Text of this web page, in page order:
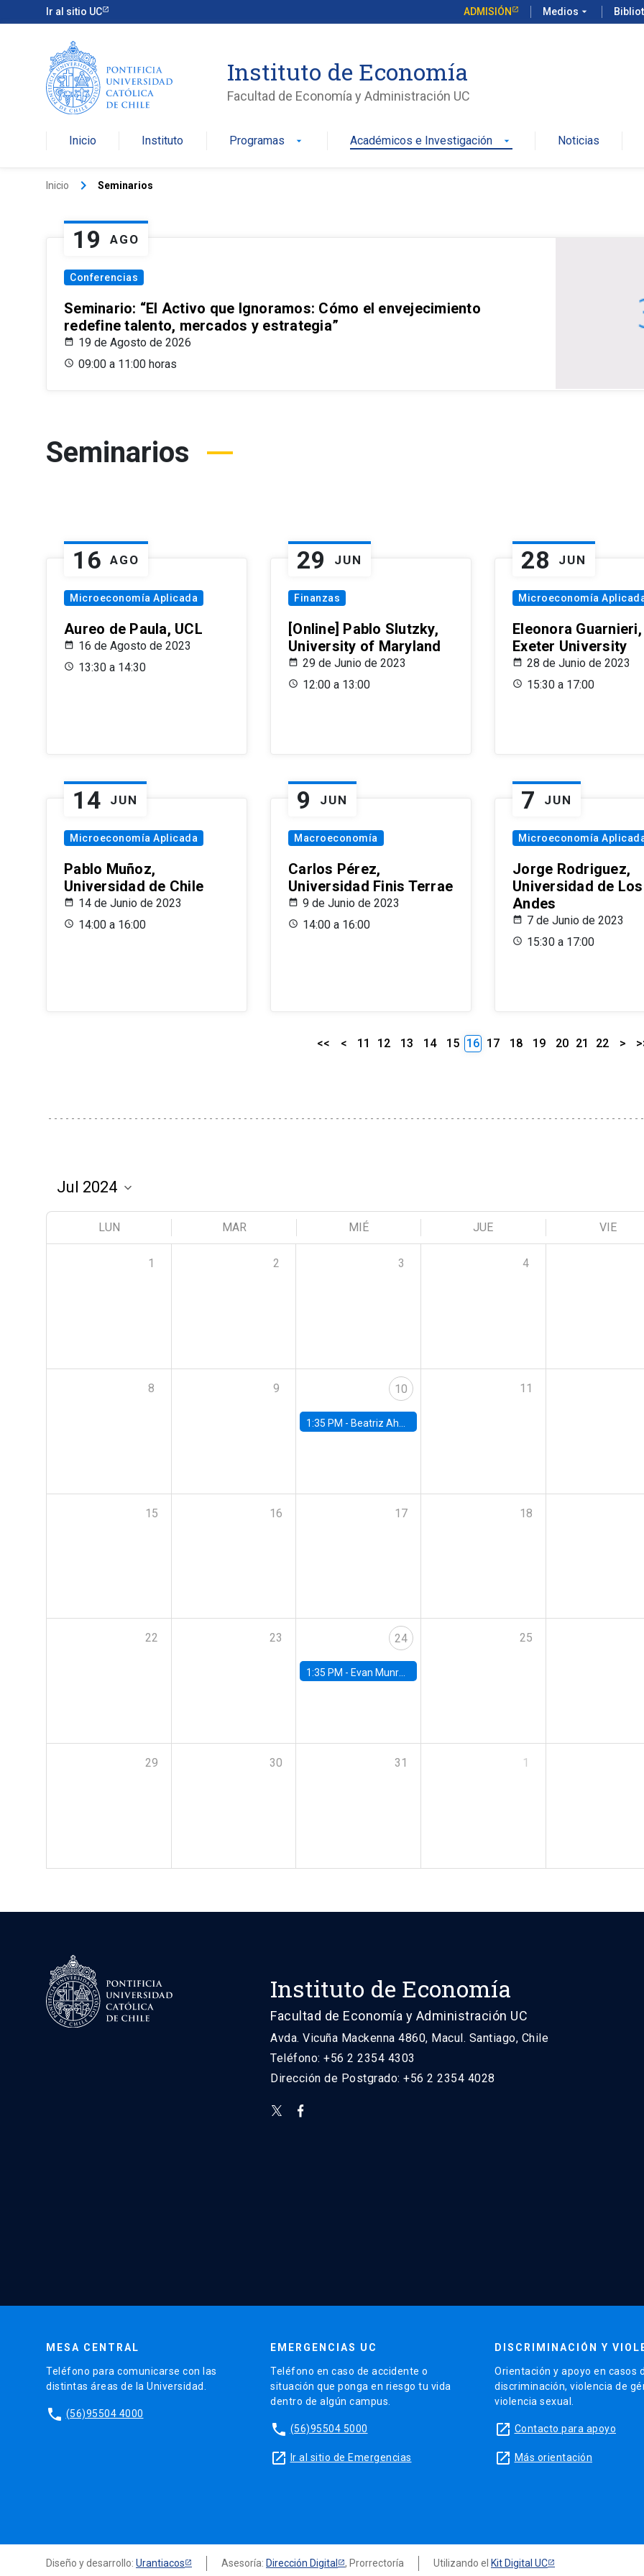
Ir al sitio UC ADMISIÓN Medios arrow_drop_down
Instituto de Economía
Facultad de Economía y Administración UC
Inicio Instituto Programas arrow_drop_down Académicos e Investigación arrow_drop_down Noticias
Inicio keyboard_arrow_right Seminarios
19 AGO
Conferencias
Seminario: “El Activo que Ignoramos: Cómo el envejecimiento
redefine talento, mercados y estrategia”
19 de Agosto de 2026
09:00 a 11:00 horas
Seminarios
16 AGO
Microeconomía Aplicada
Aureo de Paula, UCL
16 de Agosto de 2023
13:30 a 14:30
29 JUN
Finanzas
[Online] Pablo Slutzky,
University of Maryland
29 de Junio de 2023
12:00 a 13:00
28 JUN
Microeconomía
Eleonora Guarnieri,
Exeter University
28 de Junio de 2023
15:30 a 17:00
14 JUN
Microeconomía Aplicada
Pablo Muñoz,
Universidad de Chile
14 de Junio de 2023
14:00 a 16:00
9 JUN
Macroeconomía
Carlos Pérez,
Universidad Finis Terrae
9 de Junio de 2023
14:00 a 16:00
7 JUN
Microeconomía
Jorge Rodriguez,
Universidad de Los
Andes
7 de Junio de 2023
15:30 a 17:00
<< < 11 12 13 14 15 16 17 18 19 20 21 22 >
LUN MAR MIÉ JUE VIE
1 2 3 4
8 9 10
1:35 PM - Beatriz Ahumada, PhD candidate, Universidad de Pittsburgh
11
15 16 17 18
22 23 24
1:35 PM - Evan Munro, Neyman Visiting Assistant Professor in the Department of Statistics at UC Berkeley
25
29 30 31 1
Instituto de Economía
Facultad de Economía y Administración UC
Avda. Vicuña Mackenna 4860, Macul. Santiago, Chile
Teléfono: +56 2 2354 4303
Dirección de Postgrado: +56 2 2354 4028
MESA CENTRAL
Teléfono para comunicarse con las
distintas áreas de la Universidad.
phone (56)95504 4000
EMERGENCIAS UC
Teléfono en caso de accidente o
situación que ponga en riesgo tu vida
dentro de algún campus.
phone (56)95504 5000
launch Ir al sitio de Emergencias
DISCRIMINACIÓN Y
Orientación y apoyo en casos
discriminación, violencia de
violencia sexual.
launch Contacto para apoyo
launch Más orientación
Diseño y desarrollo: Urantiacos Asesoría: Dirección Digital , Prorrectoría Utilizando el Kit Digital UC